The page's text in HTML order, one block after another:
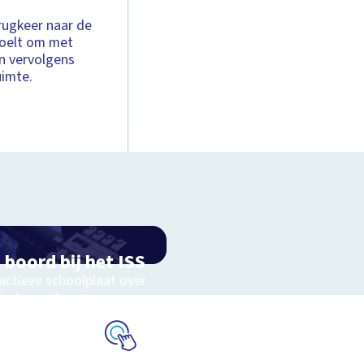
naar de
om met
vervolgens
boord bij het ISS
schoolplaat over